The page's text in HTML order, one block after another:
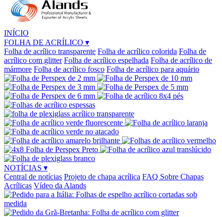
INÍCIO
FOLHA DE ACRÍLICO ▾
Folha de acrílico transparente Folha de acrílico colorida Folha de
acrílico com glitter Folha de acrílico espelhada Folha de acrílico de
mármore Folha de acrílico fosco Folha de acrílico para aquário
NOTÍCIAS ▾
Central de notícias Projeto de chapa acrílica FAQ Sobre Chapas
Acrílicas Vídeo da Alands